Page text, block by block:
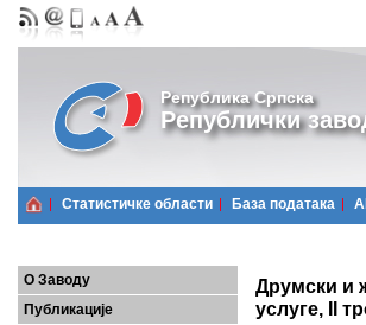
Република Српска
Републички
Статистичке области Базa података
О Заводу
Публикације
Друмски и
услуге, II